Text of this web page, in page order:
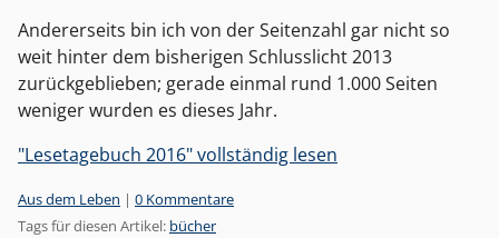
Andererseits bin ich von der Seitenzahl gar nicht so
weit hinter dem bisherigen Schlusslicht 2013
zurückgeblieben; gerade einmal rund 1.000 Seiten
weniger wurden es dieses Jahr.
"Lesetagebuch 2016" vollständig lesen
Kategorien:
Aus dem Leben | 0 Kommentare
Tags für diesen Artikel: bücher